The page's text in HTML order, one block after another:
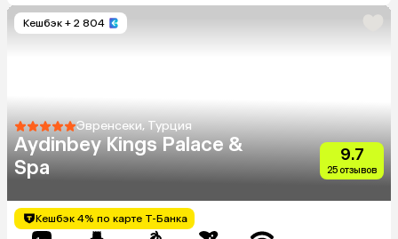
Кешбэк + 2 804
Эвренсеки, Турция
Aydinbey Kings Palace &
Spa
9.7
25 отзывов
Кешбэк 4% по карте Т-Банка